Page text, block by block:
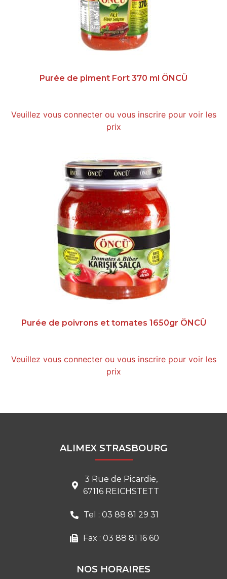
Purée de piment Fort 370 ml ÖNCÜ
Veuillez vous connecter ou vous inscrire pour voir les
prix
Purée de poivrons et tomates 1650gr ÖNCÜ
Veuillez vous connecter ou vous inscrire pour voir les
prix
ALIMEX STRASBOURG
3 Rue de Picardie,
67116 REICHSTETT
Tel : 03 88 81 29 31
Fax : 03 88 81 16 60
NOS HORAIRES